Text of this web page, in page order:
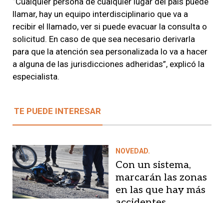
llamar, hay un equipo interdisciplinario que va a
recibir el llamado, ver si puede evacuar la consulta o
solicitud. En caso de que sea necesario derivarla
para que la atención sea personalizada lo va a hacer
a alguna de las jurisdicciones adheridas”, explicó la
especialista.
TE PUEDE INTERESAR
NOVEDAD.
Con un sistema,
marcarán las zonas
en las que hay más